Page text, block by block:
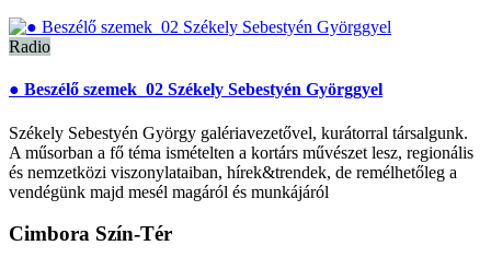
Radio
● Beszélő szemek_02 Székely Sebestyén Györggyel
Székely Sebestyén György galériavezetővel, kurátorral társalgunk.
A műsorban a fő téma ismételten a kortárs művészet lesz, regionális
és nemzetközi viszonylataiban, hírek&trendek, de remélhetőleg a
vendégünk majd mesél magáról és munkájáról
Cimbora Szín-Tér